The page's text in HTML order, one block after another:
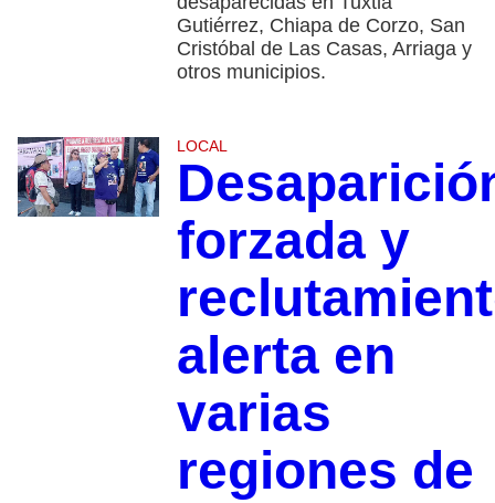
Gutiérrez, Chiapa de Corzo, San
Cristóbal de Las Casas, Arriaga y
otros municipios.
LOCAL
forzada y
alerta en
varias
regiones de